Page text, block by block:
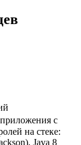
приложения c
на стеке:
Java 8